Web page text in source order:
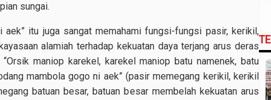
sungai.
aek” itu juga sangat memahami fungsi-fungsi pasir, kerikil,
alamiah terhadap kekuatan daya terjang arus deras
maniop karekel, karekel maniop batu namenek, batu
mambola gogo ni aek” (pasir memegang kerikil, kerikil
batuan besar, batuan besar membelah kekuatan arus